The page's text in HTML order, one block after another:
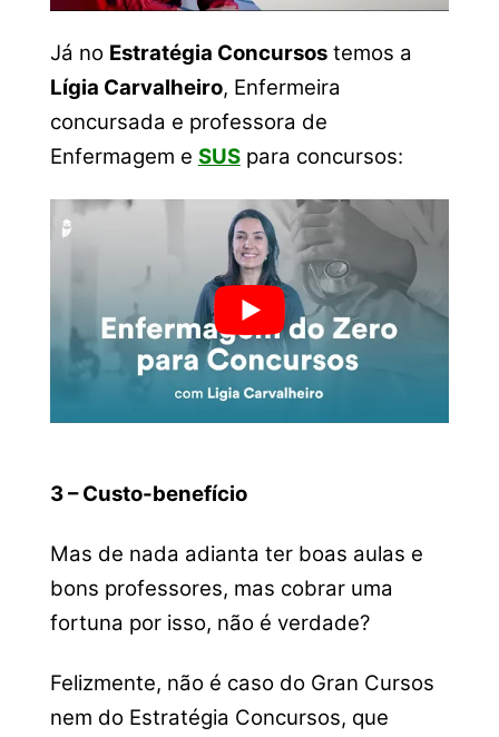
Já no Estratégia Concursostemos a
Lígia Carvalheiro, Enfermeira
concursada e professora de
Enfermagem e SUSpara concursos:
3 – Custo-benefício
Mas de nada adianta ter boas aulas e
bons professores, mas cobrar uma
fortuna por isso, não é verdade?
Felizmente, não é caso do Gran Cursos
nem do Estratégia Concursos, que